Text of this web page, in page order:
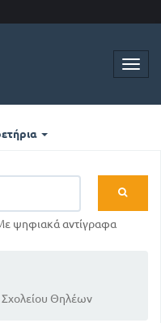
ψηφιακά αντίγραφα
Σχολείου Θηλέων